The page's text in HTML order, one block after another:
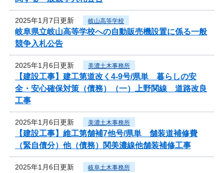
2025年1月7日更新 岐山高等学校
岐阜県立岐山高等学校への自動販売機設置に係る一般
競争入札公告
2025年1月6日更新 美濃土木事務所
【建設工事】建工第道改く4-9号/県単 暮らしの安
全・安心確保対策（債務）（一）上野関線 道路改良
工事
2025年1月6日更新 美濃土木事務所
【建設工事】維工第舗補7他号/県単 舗装道補修費
（緊自債分）他（債務）関美濃線他舗装補修工事
2025年1月6日更新 岐阜土木事務所